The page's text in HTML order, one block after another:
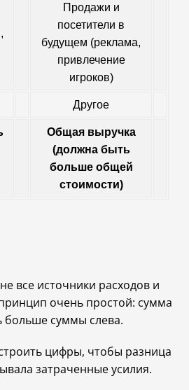
Продажи и
посетители в
будущем (реклама,
привлечение
игроков)
Другое
Общая выручка
(должна быть
больше общей
стоимости)
все источники расходов и
очень простой: сумма
больше суммы слева.
цифры, чтобы разница
затраченные усилия.